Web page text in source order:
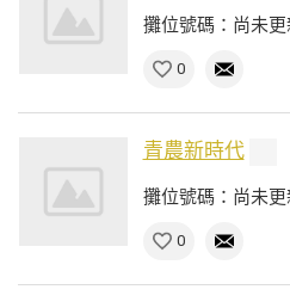
攤位號碼：尚未更
0
青農新時代
攤位號碼：尚未更
0